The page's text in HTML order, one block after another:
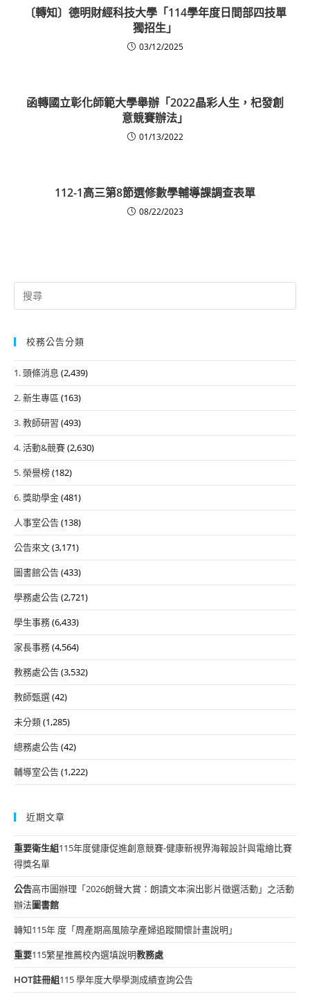
〔轉知〕德明財經科技大學「114學年度日間部四技單
獨招生」
03/12/2025
函轉國立彰化師範大學舉辦「2022晶彩人生，杞發創
意競賽辦法」
01/13/2022
112-1高三第8節選修數學輔導課調查表單
08/22/2023
Search
for:
校務公告分類
1. 頭條消息 (2,439)
2. 新生專區 (163)
3. 教師研習 (493)
4. 活動&競賽(2,630)
5. 榮譽榜(182)
6. 獎助學金(481)
人事室公告(138)
公告來文(3,171)
圖書館公告(433)
學務處公告(2,721)
學生事務(6,433)
家長事務(4,564)
教務處公告(3,532)
教師甄選(42)
未分類(1,285)
總務處公告(42)
輔導室公告(1,222)
近期文章
重要衛生組115年度健康促進創意競賽-健康新視界海報設計與電繪比賽
得獎名單
公告高市圖辦理「2026朗聲大賞：朗讀文本演出影片徵選活動」之活動
辦法圖書館
轉知115年 度「周產期高風險孕產婦追蹤關懷計畫說明」
重要115繁星推薦校內選填說明教務處
HOT註冊組115 學年度大學學測成績查詢公告